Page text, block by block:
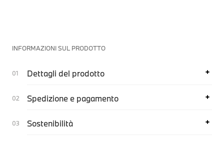
INFORMAZIONI SUL PRODOTTO
Dettagli del prodotto
Spedizione e pagamento
Sostenibilità